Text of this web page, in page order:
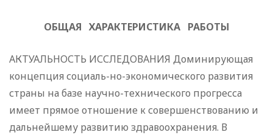
ОБЩАЯ ХАРАКТЕРИСТИКА РАБОТЫ
АКТУАЛЬНОСТЬ ИССЛЕДОВАНИЯ Доминирующая
концепция социаль-но-экономического развития
страны на базе научно-технического прогресса
имеет прямое отношение к совершенствованию и
дальнейшему развитию здравоохранения. В